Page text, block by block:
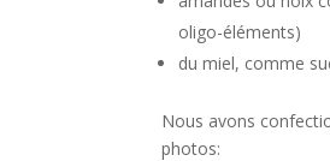
oligo-éléments)
du miel, comme
Nous avons
photos: